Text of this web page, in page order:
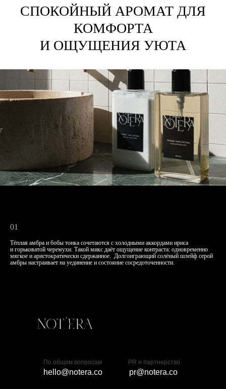
СПОКОЙНЫЙ АРОМАТ ДЛЯ
КОМФОРТА
И ОЩУЩЕНИЯ УЮТА
01
Тёплая амбра и бобы тонка сочетаются с холодными аккордами ириса
и горьковатой черемухи. Такой микс даёт ощущение контраста: одновременно
мягкое и аристократически сдержанное. Долгоиграющий солёный шлейф серой
амбры настраивает на уединение и состояние сосредоточенности.
pr@notera.co
PR и партнерство
hello@notera.co
По общим вопросам